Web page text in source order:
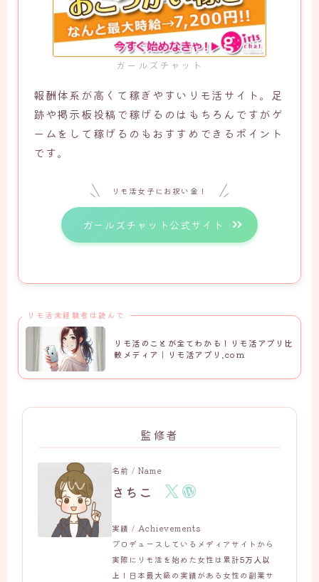
ガールズチャット
報酬体系が高くて稼ぎやすいリモ活サイト。足
跡や掲示板投稿で稼げるのはもちろんですがゲ
ームをして稼げるのもおすすめできるポイント
です。
リモ活女子にお祝い金！
ガールズチャット公式サイト
リモ活未経験者は読んで
リモ活のことが全てわかる！リモ活アプリ比
較メディア｜リモ活アプリ.com
監修者
名前 / Name
さちこ
実績 / Achievements
プロデュースしているメディアサイトから
実際にリモ活を始めた女性は累計5万人以
上 ！日本最大級の実績がある女性の副業サ